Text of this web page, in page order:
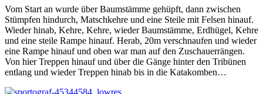
Vom Start an wurde über Baumstämme gehüpft, dann zwischen
Stümpfen hindurch, Matschkehre und eine Steile mit Felsen hinauf.
Wieder hinab, Kehre, Kehre, wieder Baumstämme, Erdhügel, Kehre
und eine steile Rampe hinauf. Herab, 20m verschnaufen und wieder
eine Rampe hinauf und oben war man auf den Zuschauerrängen.
Von hier Treppen hinauf und über die Gänge hinter den Tribünen
entlang und wieder Treppen hinab bis in die Katakomben…